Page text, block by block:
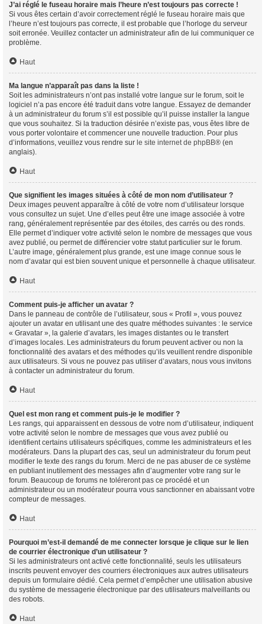
J’ai réglé le fuseau horaire mais l’heure n’est toujours pas correcte !
Si vous êtes certain d’avoir correctement réglé le fuseau horaire mais que
l’heure n’est toujours pas correcte, il est probable que l’horloge du serveur
soit erronée. Veuillez contacter un administrateur afin de lui communiquer ce
problème.
Haut
Ma langue n’apparaît pas dans la liste !
Soit les administrateurs n’ont pas installé votre langue sur le forum, soit le
logiciel n’a pas encore été traduit dans votre langue. Essayez de demander
à un administrateur du forum s’il est possible qu’il puisse installer la langue
que vous souhaitez. Si la traduction désirée n’existe pas, vous êtes libre de
vous porter volontaire et commencer une nouvelle traduction. Pour plus
d’informations, veuillez vous rendre sur le site internet de phpBB® (en
anglais).
Haut
Que signifient les images situées à côté de mon nom d’utilisateur ?
Deux images peuvent apparaître à côté de votre nom d’utilisateur lorsque
vous consultez un sujet. Une d’elles peut être une image associée à votre
rang, généralement représentée par des étoiles, des carrés ou des ronds.
Elle permet d’indiquer votre activité selon le nombre de messages que vous
avez publié, ou permet de différencier votre statut particulier sur le forum.
L’autre image, généralement plus grande, est une image connue sous le
nom d’avatar qui est bien souvent unique et personnelle à chaque utilisateur.
Haut
Comment puis-je afficher un avatar ?
Dans le panneau de contrôle de l’utilisateur, sous « Profil », vous pouvez
ajouter un avatar en utilisant une des quatre méthodes suivantes : le service
« Gravatar », la galerie d’avatars, les images distantes ou le transfert
d’images locales. Les administrateurs du forum peuvent activer ou non la
fonctionnalité des avatars et des méthodes qu’ils veuillent rendre disponible
aux utilisateurs. Si vous ne pouvez pas utiliser d’avatars, nous vous invitons
à contacter un administrateur du forum.
Haut
Quel est mon rang et comment puis-je le modifier ?
Les rangs, qui apparaissent en dessous de votre nom d’utilisateur, indiquent
votre activité selon le nombre de messages que vous avez publié ou
identifient certains utilisateurs spécifiques, comme les administrateurs et les
modérateurs. Dans la plupart des cas, seul un administrateur du forum peut
modifier le texte des rangs du forum. Merci de ne pas abuser de ce système
en publiant inutilement des messages afin d’augmenter votre rang sur le
forum. Beaucoup de forums ne toléreront pas ce procédé et un
administrateur ou un modérateur pourra vous sanctionner en abaissant votre
compteur de messages.
Haut
Pourquoi m’est-il demandé de me connecter lorsque je clique sur le lien
de courrier électronique d’un utilisateur ?
Si les administrateurs ont activé cette fonctionnalité, seuls les utilisateurs
inscrits peuvent envoyer des courriers électroniques aux autres utilisateurs
depuis un formulaire dédié. Cela permet d’empêcher une utilisation abusive
du système de messagerie électronique par des utilisateurs malveillants ou
des robots.
Haut